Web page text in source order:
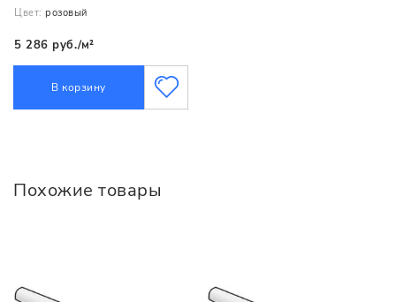
Цвет: розовый
5 286 руб./м²
В корзину
Похожие товары